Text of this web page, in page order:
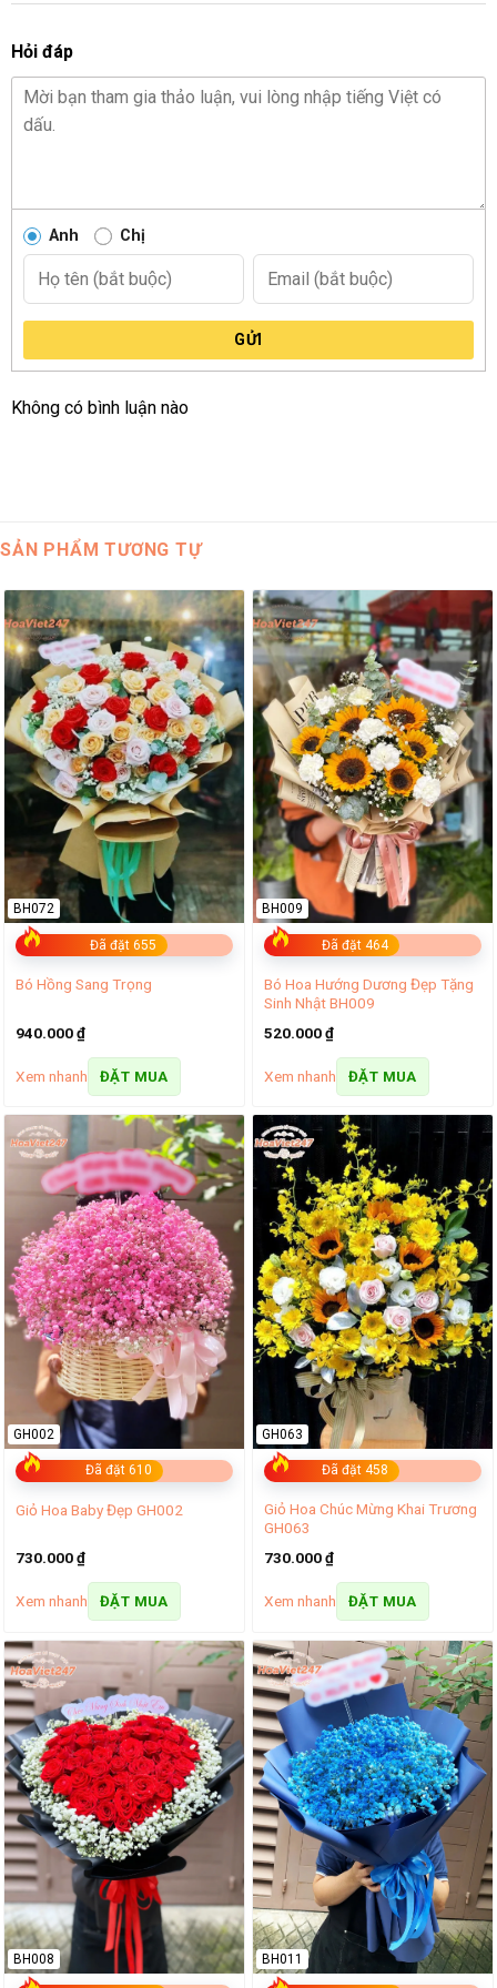
Hỏi đáp
Anh Chị
GỬI
Không có bình luận nào
SẢN PHẨM TƯƠNG TỰ
Đã đặt 655
BH072
Bó Hồng Sang Trọng
940.000₫
Xem nhanh ĐẶT MUA
Đã đặt 464
BH009
Bó Hoa Hướng Dương Đẹp Tặng
Sinh Nhật BH009
520.000₫
Xem nhanh ĐẶT MUA
Đã đặt 610
GH002
Giỏ Hoa Baby Đẹp GH002
730.000₫
Xem nhanh ĐẶT MUA
Đã đặt 458
GH063
Giỏ Hoa Chúc Mừng Khai Trương
GH063
730.000₫
Xem nhanh ĐẶT MUA
BH008 BH011